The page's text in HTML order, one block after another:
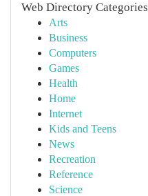
Web Directory Categories
Arts
Business
Computers
Games
Health
Home
Internet
Kids and Teens
News
Recreation
Reference
Science